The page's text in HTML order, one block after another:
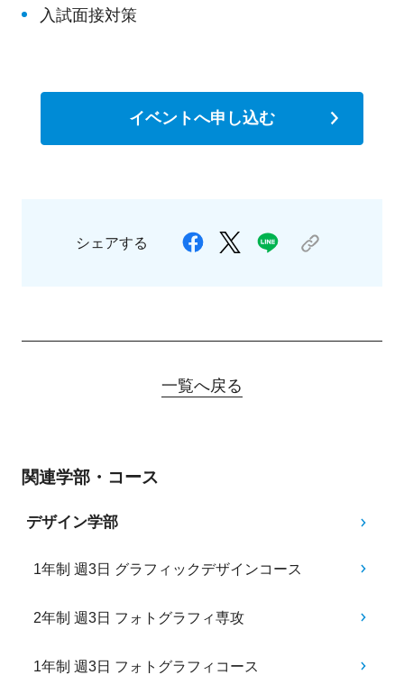
入試面接対策
イベントへ申し込む
シェアする
一覧へ戻る
関連学部・コース
デザイン学部
1年制 週3日 グラフィックデザインコース
2年制 週3日 フォトグラフィ専攻
1年制 週3日 フォトグラフィコース